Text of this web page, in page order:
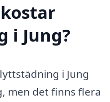
i Jung?
i Jung
men det finns flera